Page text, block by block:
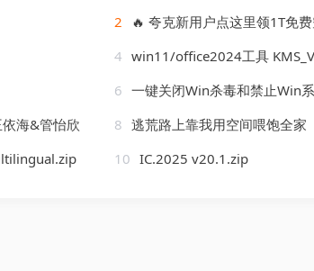
2
🔥 夸克新用户点这里领1T免
4 win11/office2024工具
6 一键关闭Win杀毒和禁止Win系统更
海&管怡欣 8 逃荒路上靠我用空间喂饱全
10 IC.2025 v20.1.zip